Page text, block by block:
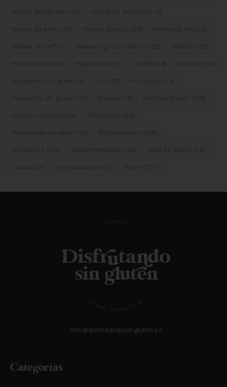
Harina de altramuz (9) Harina de amaranto (7)
Harina de arroz (26) Harina de maiz (24) Harina de mijo (4)
Harina de Teff (7) Harina trigo sarraceno (105) Helados (29)
Info celiaquía (87) magdalenas (5) muffins (4) Navidad (50)
obradores sin gluten (6) Pan (19) Productos (14)
Productos sin gluten (39) Quinoa (16) Recetas Dulces (400)
Recetas Saladas (59) reflexiones (20)
Repostería creativa (108) Restaurantes (254)
sin lactosa (150) Supermercados (100) tarta de queso (59)
Tartas (65) Trigo Sarraceno (7) Viajes (273)
info@disfrutandosingluten.es
Categorías